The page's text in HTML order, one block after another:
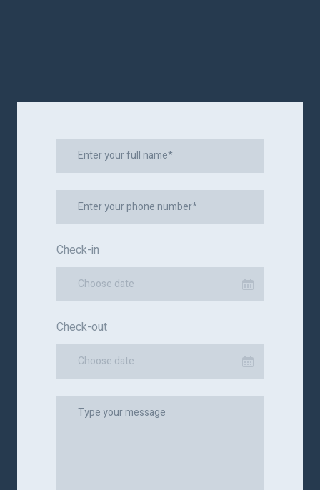
Check-in
Choose date
Check-out
Choose date